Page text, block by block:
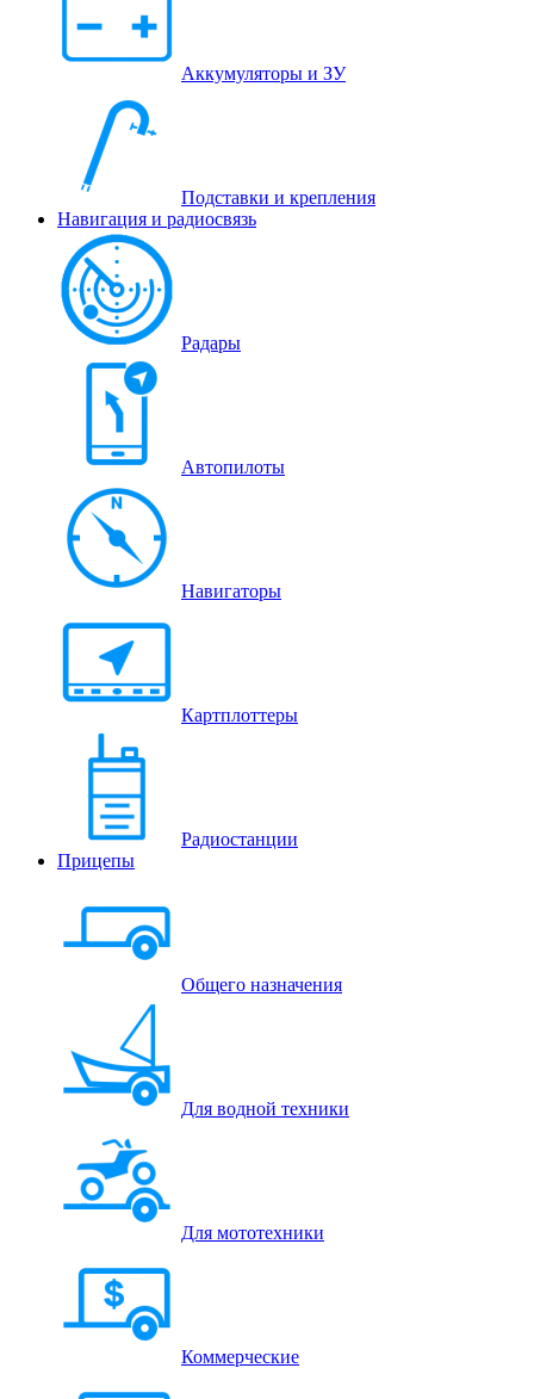
Аккумуляторы и ЗУ
Подставки и крепления
Навигация и радиосвязь
Радары
Автопилоты
Навигаторы
Картплоттеры
Радиостанции
Прицепы
Общего назначения
Для водной техники
Для мототехники
Коммерческие